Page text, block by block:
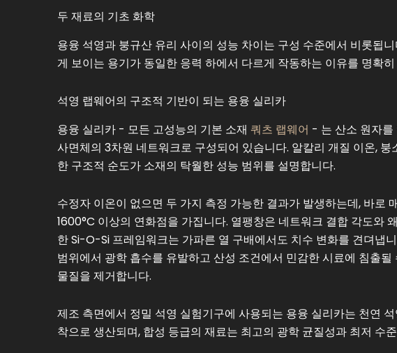
두 재료의 기초 화학
용융 석영과 붕규산 유리 사이의 성능 차이는 구성 수준에서 비롯됩
게 보이는 용기가 동일한 응력 하에서 다르게 작동하는 이유를 명확
석영 랩웨어의 구조적 기반이 되는 용융 실리카
용융 실리카 - 모든 고성능의 기본 소재 쿼츠 랩웨어 - 는 산소 원자를
사면체의 3차원 네트워크로 구성되어 있습니다. 알칼리 개질 이온,
한 구조적 순도가 소재의 탁월한 성능 범위를 설명합니다.
수정자 이온이 없으면 두 가지 측정 가능한 결과가 발생하는데, 바로
1600°C 이상의 연화점을 가집니다. 열팽창은 네트워크 결합 각도와
한 Si-O-Si 프레임워크는 가파른 열 구배에서도 치수 변화를 견뎌냅
범위에서 광학 흡수를 유발하고 산성 조건에서 민감한 시료에 침출
물질을 제거합니다.
제조 측면에서 정밀 석영 실험기구에 사용되는 용융 실리카는 천연
착으로 생산되며, 합성 등급의 재료는 최고의 광학 균질성과 최저 수